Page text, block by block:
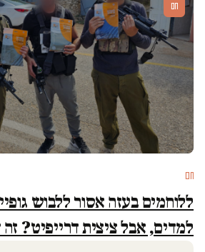
חם
חם
ללוחמים בעזה אסור ללבוש
למדים, אבל ציצית דרייפיט? זה